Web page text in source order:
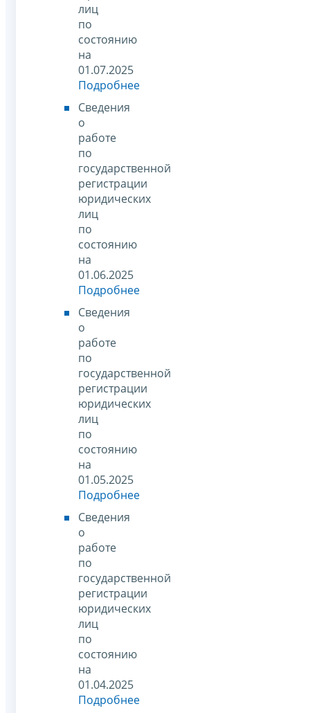
лиц
по
состоянию
на
01.07.2025
Подробнее
Сведения
о
работе
по
государственной
регистрации
юридических
лиц
по
состоянию
на
01.06.2025
Подробнее
Сведения
о
работе
по
государственной
регистрации
юридических
лиц
по
состоянию
на
01.05.2025
Подробнее
Сведения
о
работе
по
государственной
регистрации
юридических
лиц
по
состоянию
на
01.04.2025
Подробнее